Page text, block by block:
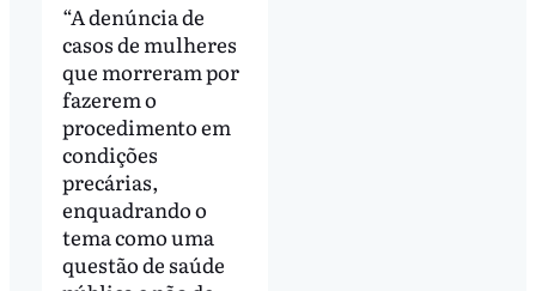
“A denúncia de
casos de mulheres
que morreram por
fazerem o
procedimento em
condições
precárias,
enquadrando o
tema como uma
questão de saúde